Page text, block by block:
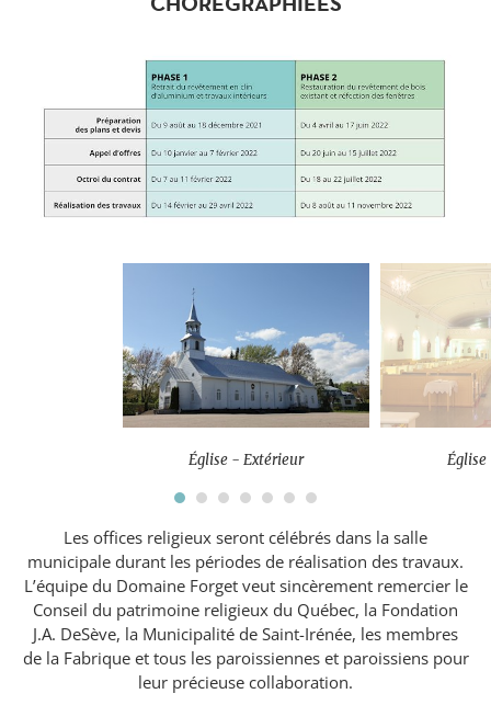
Église - Extérieur
Les offices religieux seront célébrés dans la salle
municipale durant les périodes de réalisation des travaux.
L’équipe du Domaine Forget veut sincèrement remercier le
Conseil du patrimoine religieux du Québec, la Fondation
J.A. DeSève, la Municipalité de Saint-Irénée, les membres
de la Fabrique et tous les paroissiennes et paroissiens pour
leur précieuse collaboration.